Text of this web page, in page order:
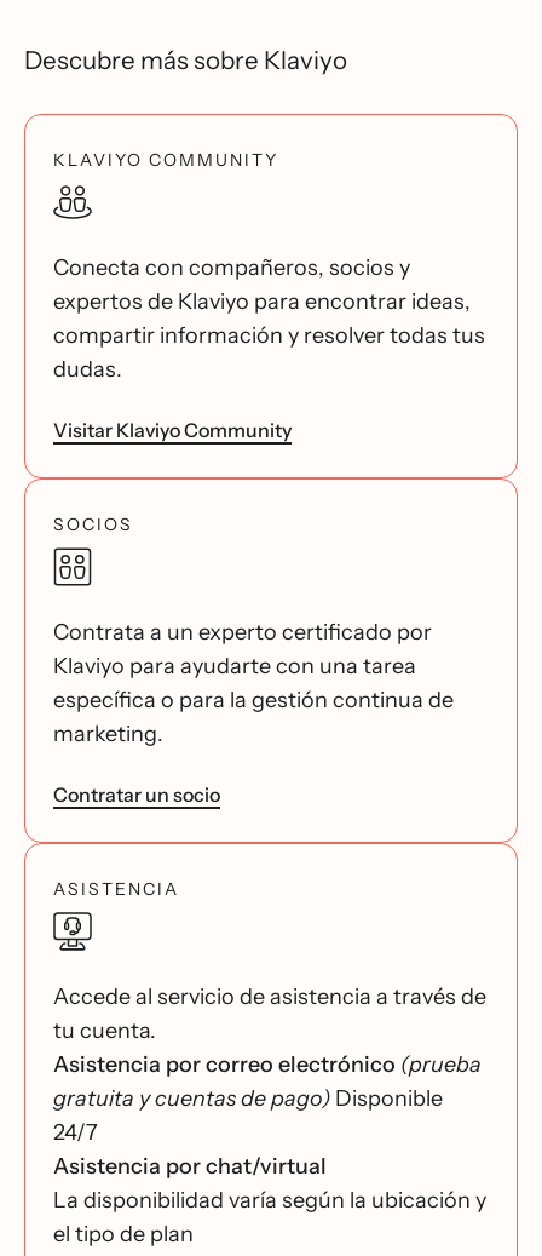
Descubre más sobre Klaviyo
KLAVIYO COMMUNITY
Conecta con compañeros, socios y
expertos de Klaviyo para encontrar ideas,
compartir información y resolver todas tus
dudas.
Visitar Klaviyo Community
SOCIOS
Contrata a un experto certificado por
Klaviyo para ayudarte con una tarea
específica o para la gestión continua de
marketing.
Contratar un socio
ASISTENCIA
Accede al servicio de asistencia a través de
tu cuenta.
Asistencia por correo electrónico (prueba
gratuita y cuentas de pago) Disponible
24/7
Asistencia por chat/virtual
La disponibilidad varía según la ubicación y
el tipo de plan